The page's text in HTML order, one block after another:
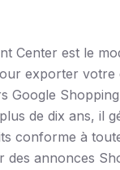
Center est le
exporter votre
Google
de dix ans, il
conforme à
des annonces